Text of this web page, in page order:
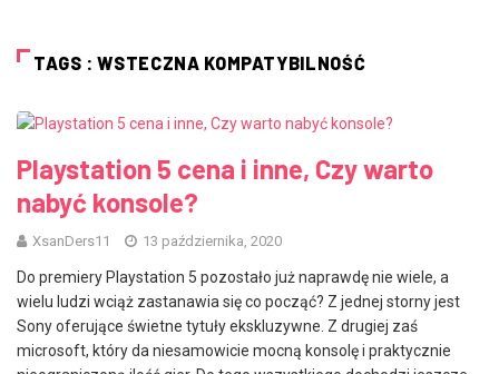
TAGS : WSTECZNA KOMPATYBILNOŚĆ
Playstation 5 cena i inne, Czy warto
nabyć konsole?
XsanDers11 13 października, 2020
Do premiery Playstation 5 pozostało już naprawdę nie wiele, a
wielu ludzi wciąż zastanawia się co począć? Z jednej storny jest
Sony oferujące świetne tytuły ekskluzywne. Z drugiej zaś
microsoft, który da niesamowicie mocną konsolę i praktycznie